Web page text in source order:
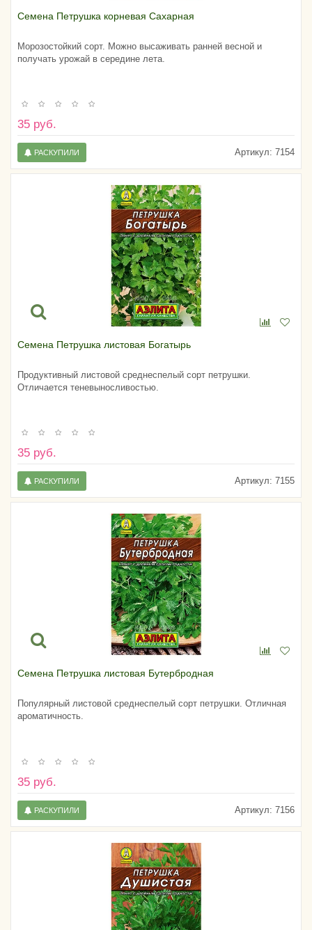
Семена Петрушка корневая Сахарная
Морозостойкий сорт. Можно высаживать ранней весной и
получать урожай в середине лета.
35 руб.
Артикул: 7154
РАСКУПИЛИ
Семена Петрушка листовая Богатырь
Продуктивный листовой среднеспелый сорт петрушки.
Отличается теневыносливостью.
35 руб.
Артикул: 7155
РАСКУПИЛИ
Семена Петрушка листовая Бутербродная
Популярный листовой среднеспелый сорт петрушки. Отличная
ароматичность.
35 руб.
Артикул: 7156
РАСКУПИЛИ